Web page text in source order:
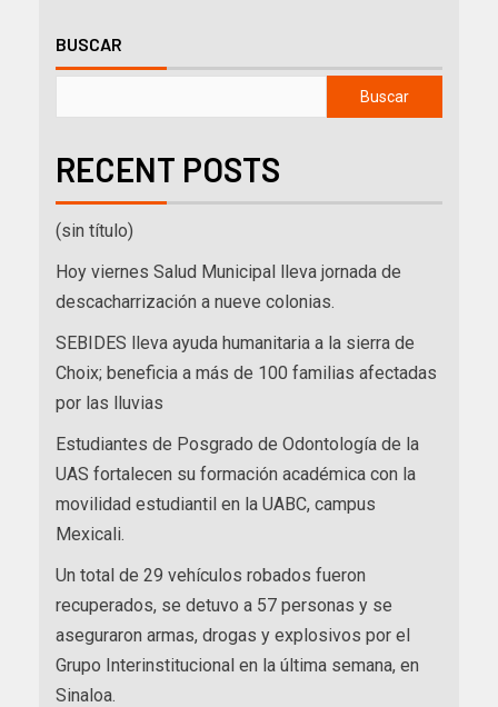
BUSCAR
Buscar
RECENT POSTS
(sin título)
Hoy viernes Salud Municipal lleva jornada de
descacharrización a nueve colonias.
SEBIDES lleva ayuda humanitaria a la sierra de
Choix; beneficia a más de 100 familias afectadas
por las lluvias
Estudiantes de Posgrado de Odontología de la
UAS fortalecen su formación académica con la
movilidad estudiantil en la UABC, campus
Mexicali.
Un total de 29 vehículos robados fueron
recuperados, se detuvo a 57 personas y se
aseguraron armas, drogas y explosivos por el
Grupo Interinstitucional en la última semana, en
Sinaloa.